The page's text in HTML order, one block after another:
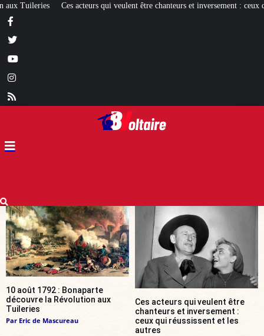
être chanteurs et inversement : ceux qui réussissent et les autres
10 août 1792 : Bonaparte
découvre la Révolution aux
Tuileries
Par Eric de Mascureau
Ces acteurs qui veulent être
chanteurs et inversement :
ceux qui réussissent et les
autres